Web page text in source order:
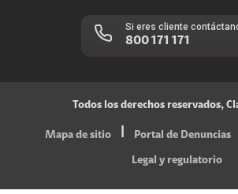
Si eres cliente
800 171 171
Todos los derechos reservados,
Mapa de sitio Portal de Denuncias
Legal y regulatorio